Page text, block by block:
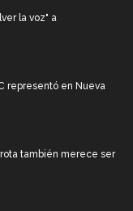
la voz" a
representó en Nueva
también merece ser